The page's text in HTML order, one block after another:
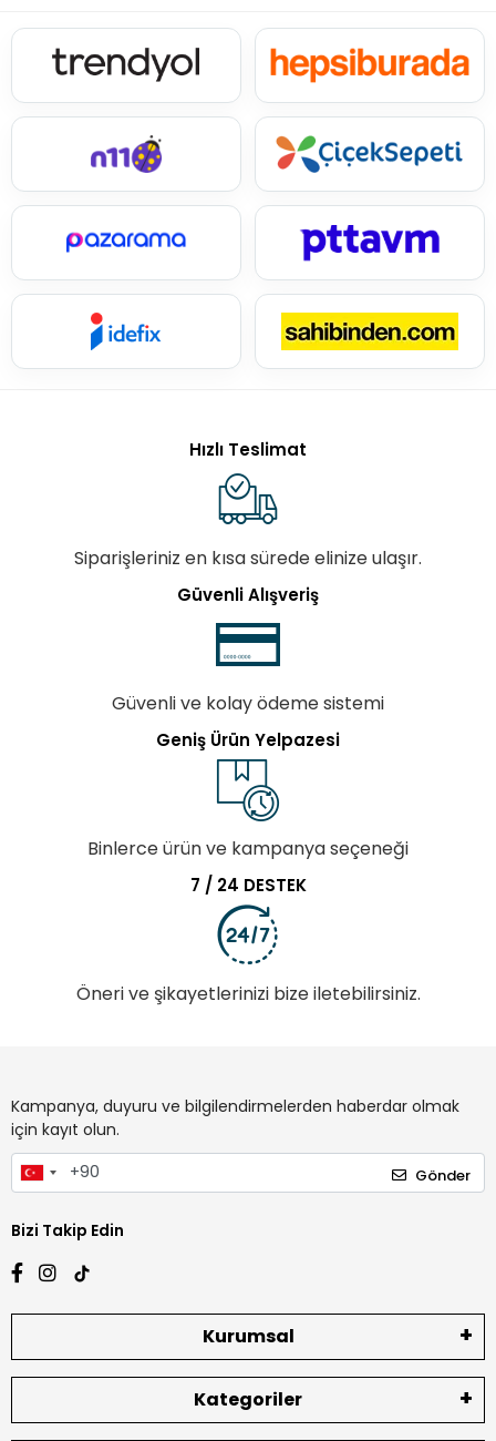
Hızlı Teslimat
Siparişleriniz en kısa sürede elinize ulaşır.
Güvenli Alışveriş
Güvenli ve kolay ödeme sistemi
Geniş Ürün Yelpazesi
Binlerce ürün ve kampanya seçeneği
7 / 24 DESTEK
Öneri ve şikayetlerinizi bize iletebilirsiniz.
Kampanya, duyuru ve bilgilendirmelerden haberdar olmak
için kayıt olun.
Gönder
Bizi Takip Edin
Kurumsal
Kategoriler